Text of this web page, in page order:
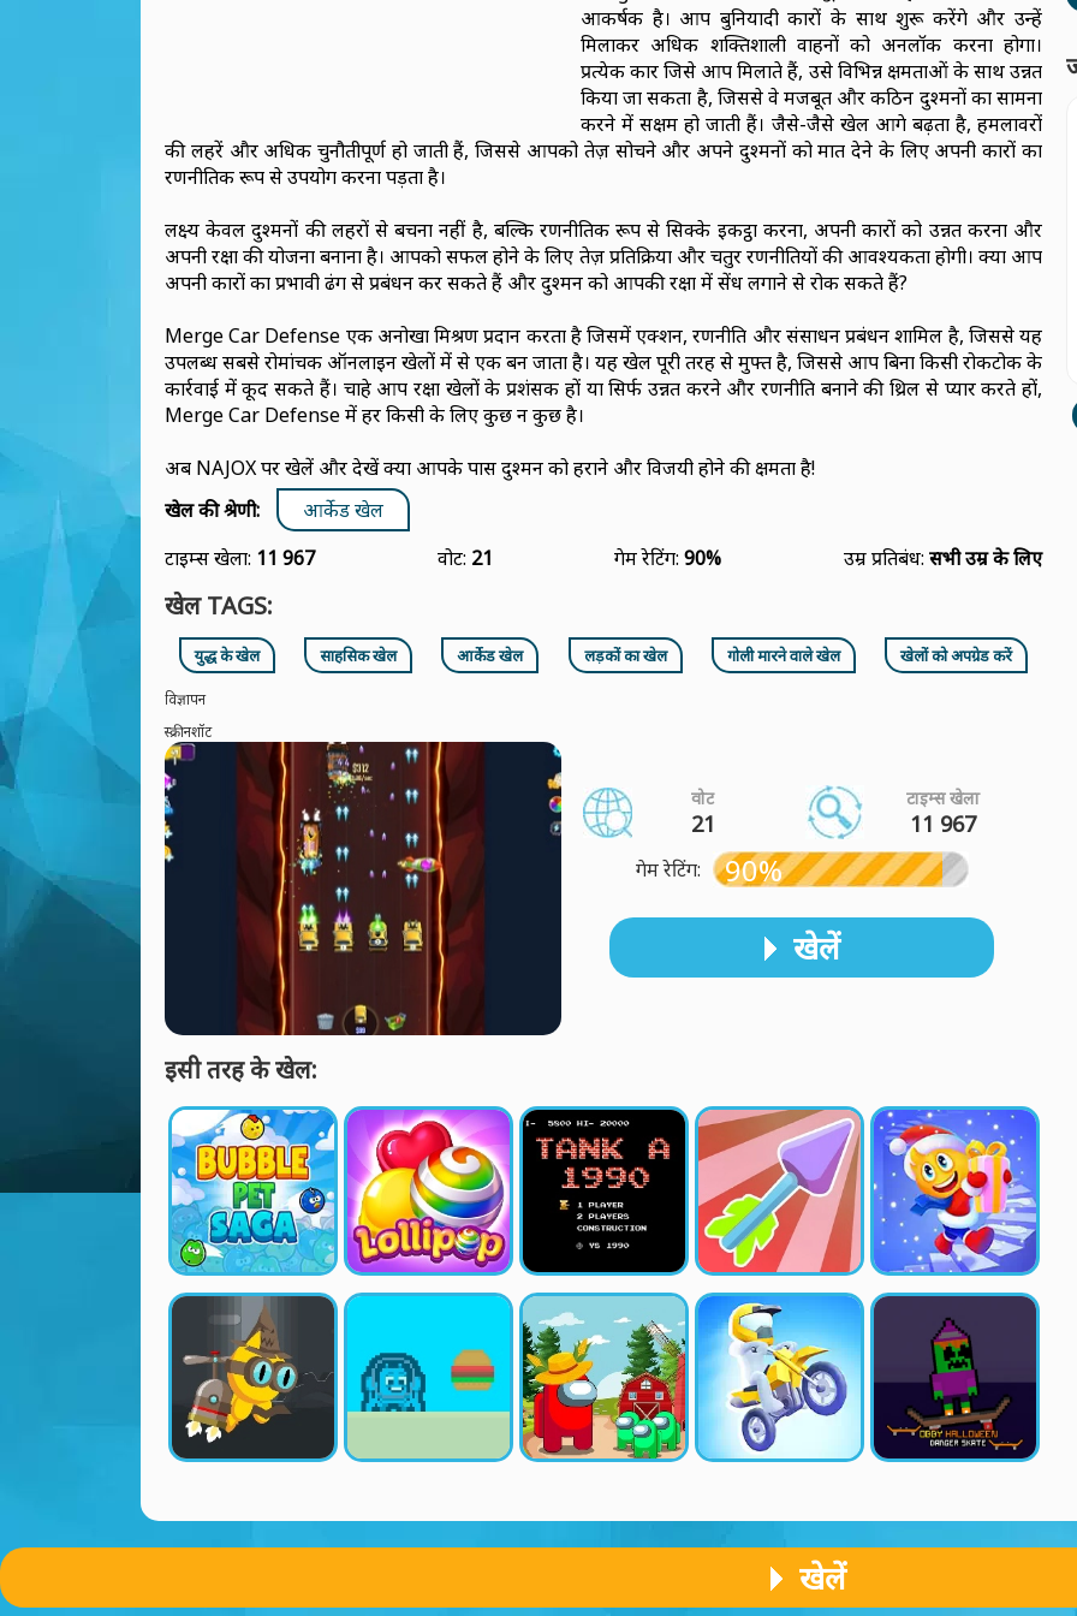
आकर्षक है। आप बुनियादी कारों के साथ शुरू करेंगे और उन्हें
मिलाकर अधिक शक्तिशाली वाहनों को अनलॉक करना होगा।
प्रत्येक कार जिसे आप मिलाते हैं, उसे विभिन्न क्षमताओं के साथ उन्नत
किया जा सकता है, जिससे वे मजबूत और कठिन दुश्मनों का सामना
करने में सक्षम हो जाती हैं। जैसे-जैसे खेल आगे बढ़ता है, हमलावरों
की लहरें और अधिक चुनौतीपूर्ण हो जाती हैं, जिससे आपको तेज़ सोचने और अपने दुश्मनों को मात देने के लिए अपनी कारों का
रणनीतिक रूप से उपयोग करना पड़ता है।
लक्ष्य केवल दुश्मनों की लहरों से बचना नहीं है, बल्कि रणनीतिक रूप से सिक्के इकट्ठा करना, अपनी कारों को उन्नत करना और
अपनी रक्षा की योजना बनाना है। आपको सफल होने के लिए तेज़ प्रतिक्रिया और चतुर रणनीतियों की आवश्यकता होगी। क्या आप
अपनी कारों का प्रभावी ढंग से प्रबंधन कर सकते हैं और दुश्मन को आपकी रक्षा में सेंध लगाने से रोक सकते हैं?
Merge Car Defense एक अनोखा मिश्रण प्रदान करता है जिसमें एक्शन, रणनीति और संसाधन प्रबंधन शामिल है, जिससे यह
उपलब्ध सबसे रोमांचक ऑनलाइन खेलों में से एक बन जाता है। यह खेल पूरी तरह से मुफ्त है, जिससे आप बिना किसी रोकटोक के
कार्रवाई में कूद सकते हैं। चाहे आप रक्षा खेलों के प्रशंसक हों या सिर्फ उन्नत करने और रणनीति बनाने की थ्रिल से प्यार करते हों,
Merge Car Defense में हर किसी के लिए कुछ न कुछ है।
अब NAJOX पर खेलें और देखें क्या आपके पास दुश्मन को हराने और विजयी होने की क्षमता है!
खेल की श्रेणी:
आर्केड खेल
टाइम्स खेला: 11 967 वोट: 21 गेम रेटिंग:90% उम्र प्रतिबंध: सभी उम्र के लिए
खेल TAGS:
युद्ध के खेल साहसिक खेल आर्केड खेल लड़कों का खेल गोली मारने वाले खेल खेलों को अपग्रेड करें
विज्ञापन
स्क्रीनशॉट
वोट
21
टाइम्स खेला
11 967
गेम रेटिंग: 90%
खेलें
इसी तरह के खेल:
खेलें